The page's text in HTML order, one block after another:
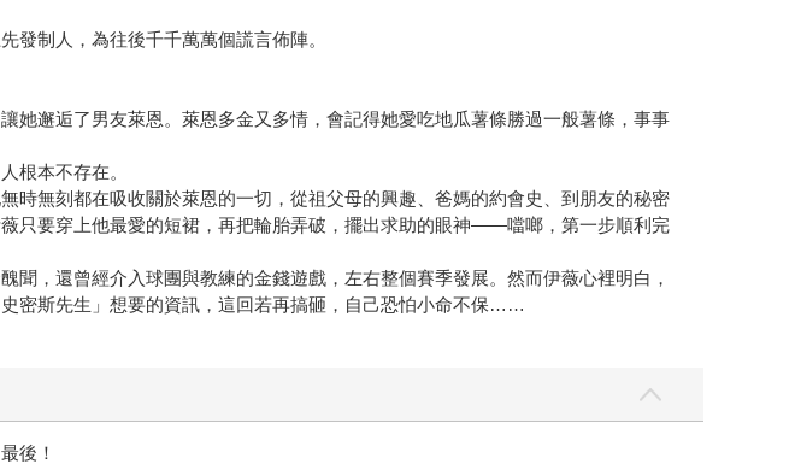
發制人，為往後千千萬萬個謊言佈陣。
她邂逅了男友萊恩。萊恩多金又多情，會記得她愛吃地瓜薯條勝過一般薯條，事事
根本不存在。
時無刻都在吸收關於萊恩的一切，從祖父母的興趣、爸媽的約會史、到朋友的秘密
只要穿上他最愛的短裙，再把輪胎弄破，擺出求助的眼神——噹啷，第一步順利完
，還曾經介入球團與教練的金錢遊戲，左右整個賽季發展。然而伊薇心裡明白，
密斯先生」想要的資訊，這回若再搞砸，自己恐怕小命不保……
後！